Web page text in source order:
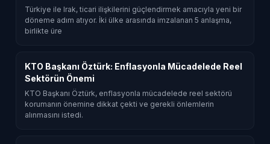
Türkiye ile Irak, ticari ilişkilerini güçlendirmek amacıyla yeni bir
döneme adım atıyor. İki ülke arasında imzalanan 5 anlaşma,
birlikte üre
KTO Başkanı Öztürk: Enflasyonla Mücadelede Reel
Sektörün Önemi
KTO Başkanı Öztürk, enflasyonla mücadelede reel sektörü
korumanın önemine dikkat çekti ve gerekli önlemlerin
alınmasını istedi.